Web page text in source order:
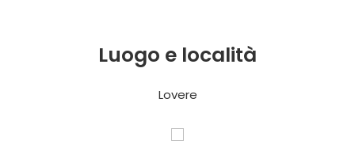
Luogo e località
Lovere